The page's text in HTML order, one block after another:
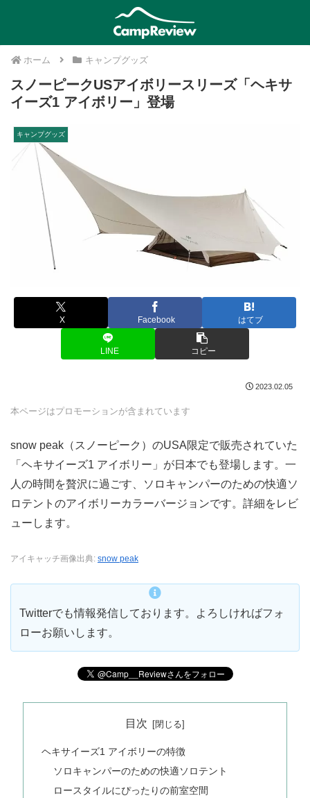
ホーム キャンプグッズ
スノーピークUSアイボリースリーズ「ヘキサ
イーズ1 アイボリー」登場
キャンプグッズ
X Facebook はてブ
LINE コピー
2023.02.05
本ページはプロモーションが含まれています
snow peak（スノーピーク）のUSA限定で販売されていた
「ヘキサイーズ1 アイボリー」が日本でも登場します。一
人の時間を贅沢に過ごす、ソロキャンパーのための快適ソ
ロテントのアイボリーカラーバージョンです。詳細をレビ
ューします。
アイキャッチ画像出典: snow peak
Twitterでも情報発信しております。よろしければフォ
ローお願いします。
目次
ヘキサイーズ1 アイボリーの特徴
ソロキャンパーのための快適ソロテント
ロースタイルにぴったりの前室空間